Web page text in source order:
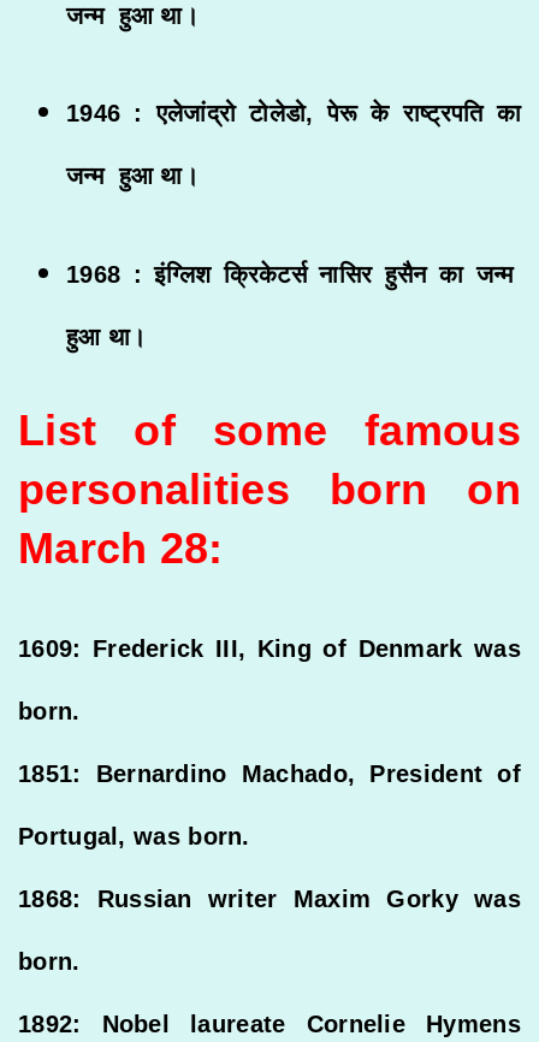
जन्म हुआ था।
1946 : एलेजांद्रो टोलेडो, पेरू के राष्ट्रपति का
जन्म हुआ था।
1968 : इंग्लिश क्रिकेटर्स नासिर हुसैन का जन्म
हुआ था।
List of some famous
personalities born on
March 28:
1609: Frederick III, King of Denmark was
born.
1851: Bernardino Machado, President of
Portugal, was born.
1868: Russian writer Maxim Gorky was
born.
1892: Nobel laureate Cornelie Hymens